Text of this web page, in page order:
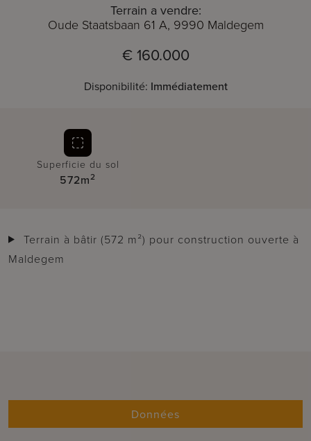
Terrain a vendre:
Oude Staatsbaan 61 A, 9990 Maldegem
€ 160.000
Disponibilité: Immédiatement
Superficie du sol
572m2
Maldegem
Données